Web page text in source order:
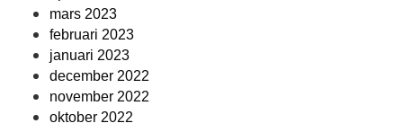
mars 2023
februari 2023
januari 2023
december 2022
november 2022
oktober 2022